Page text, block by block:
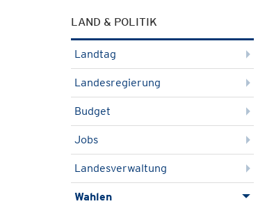
LAND & POLITIK
Landtag
Landesregierung
Budget
Jobs
Landesverwaltung
Wahlen